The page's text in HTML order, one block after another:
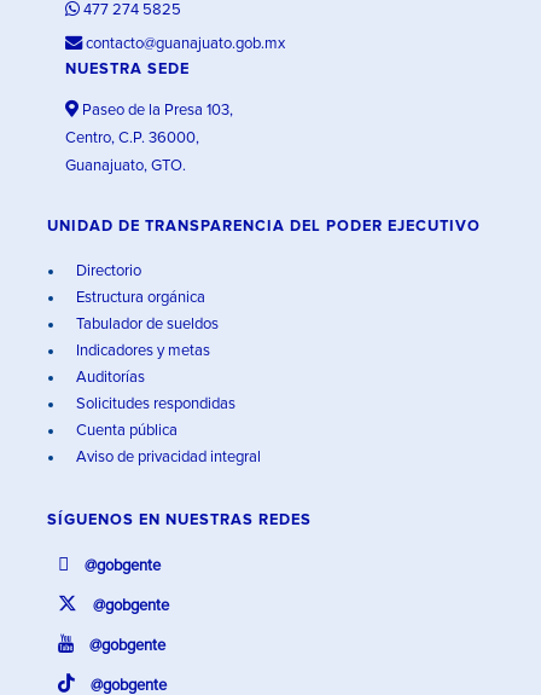
477 274 5825
contacto@guanajuato.gob.mx
NUESTRA SEDE
Paseo de la Presa 103,
Centro, C.P. 36000,
Guanajuato, GTO.
UNIDAD DE TRANSPARENCIA DEL PODER EJECUTIVO
Directorio
Estructura orgánica
Tabulador de sueldos
Indicadores y metas
Auditorías
Solicitudes respondidas
Cuenta pública
Aviso de privacidad integral
SÍGUENOS EN NUESTRAS REDES
@gobgente
@gobgente
@gobgente
@gobgente